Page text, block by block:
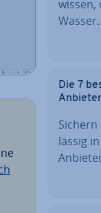
wissen,
Die 7
läs­sig